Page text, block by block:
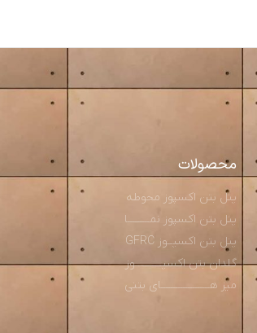
محصولات
پنل بتن اکسپوز محوطه
پنل بتن اکسپوز نمـــــــــا
پنل بتن اکسپــوز GFRC
گلدان بتن اکسپـــــــــــوز
میز هــــــــــــــــــــای بتنی